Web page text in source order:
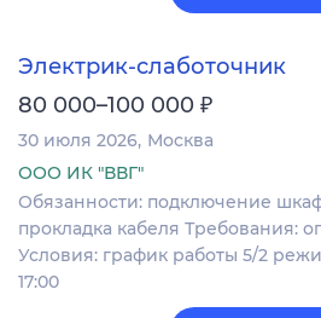
Электрик-слаботочник
80 000–100 000 ₽
30 июля 2026 Москва
ООО ИК "ВВГ"
Обязанности: подключение
прокладка кабеля Требования:
Условия: график работы 5/2
17:00